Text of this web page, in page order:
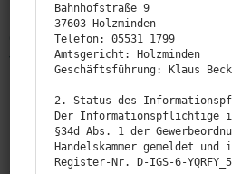
Bereich von Möglich­keiten ab.
genau die Boots­ver­si­cherung
Vorstel­lungen eines
Was kostet eine
cherung?
Bahnhofstraße 9
37603 Holzminden
Telefon: 05531 1799
Amtsgericht: Holzminden
Geschäftsführung: Klaus
2. Status des
Der Informationspflichtige
§34d Abs. 1 der
Handelskammer gemeldet
Register-Nr. D‑IGS-6-